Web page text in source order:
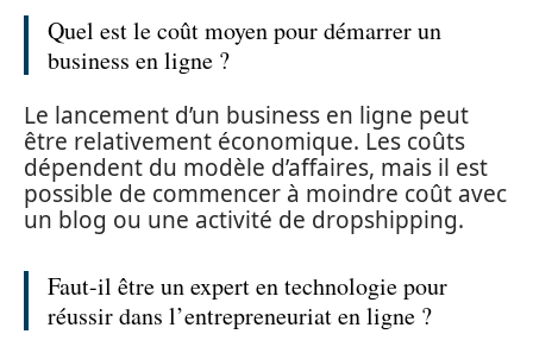
Quel est le coût moyen pour démarrer un
business en ligne ?
Le lancement d’un business en ligne peut
être relativement économique. Les coûts
dépendent du modèle d’affaires, mais il est
possible de commencer à moindre coût avec
un blog ou une activité de dropshipping.
Faut-il être un expert en technologie pour
réussir dans l’entrepreneuriat en ligne ?